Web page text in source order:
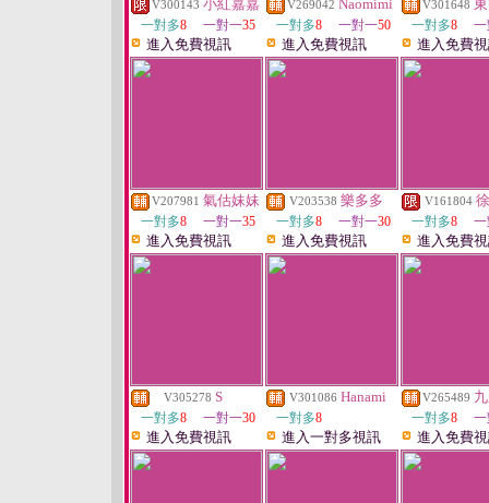
V300143 小紅嘉嘉
一對多8 一對一35
進入免費視訊
V269042 Naomimi
一對多8 一對一50
進入免費視訊
V301648
一對多8
進入免費
V207981 氣估妹妹
一對多8 一對一35
進入免費視訊
V203538 樂多多
一對多8 一對一30
進入免費視訊
V161804
一對多8
進入免費
V305278 S
一對多8 一對一30
進入免費視訊
V301086 Hanami
一對多8
進入一對多視訊
V265489
一對多8
進入免費